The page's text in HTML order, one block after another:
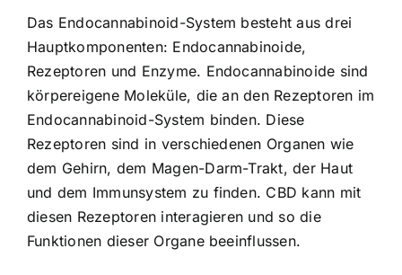
Das Endocannabinoid-System besteht aus drei
Hauptkomponenten: Endocannabinoide,
Rezeptoren und Enzyme. Endocannabinoide sind
körpereigene Moleküle, die an den Rezeptoren im
Endocannabinoid-System binden. Diese
Rezeptoren sind in verschiedenen Organen wie
dem Gehirn, dem Magen-Darm-Trakt, der Haut
und dem Immunsystem zu finden. CBD kann mit
diesen Rezeptoren interagieren und so die
Funktionen dieser Organe beeinflussen.